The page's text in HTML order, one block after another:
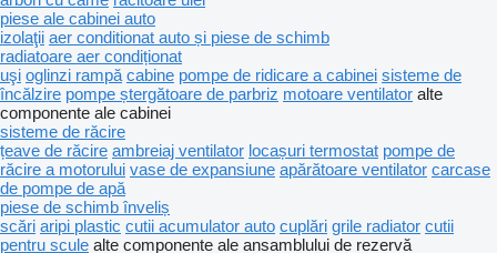
piese ale cabinei auto
izolaţii aer conditionat auto și piese de schimb
radiatoare aer condiționat
uşi oglinzi rampă cabine pompe de ridicare a cabinei sisteme de
încălzire pompe ștergătoare de parbriz motoare ventilator alte
componente ale cabinei
sisteme de răcire
țeave de răcire ambreiaj ventilator locașuri termostat pompe de
răcire a motorului vase de expansiune apărătoare ventilator carcase
de pompe de apă
piese de schimb înveliș
scări aripi plastic cutii acumulator auto cuplări grile radiator cutii
pentru scule alte componente ale ansamblului de rezervă